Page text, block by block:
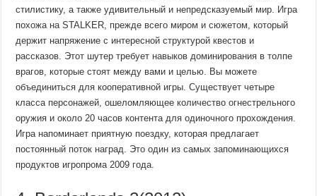
стилистику, а также удивительный и непредсказуемый мир. Игра
похожа на STALKER, прежде всего миром и сюжетом, который
держит напряжение с интересной структурой квестов и
рассказов. Этот шутер требует навыков доминирования в толпе
врагов, которые стоят между вами и целью. Вы можете
объединиться для кооперативной игры. Существует четыре
класса персонажей, ошеломляющее количество огнестрельного
оружия и около 20 часов контента для одиночного прохождения.
Игра напоминает приятную поездку, которая предлагает
постоянный поток наград. Это один из самых запоминающихся
продуктов игропрома 2009 года.